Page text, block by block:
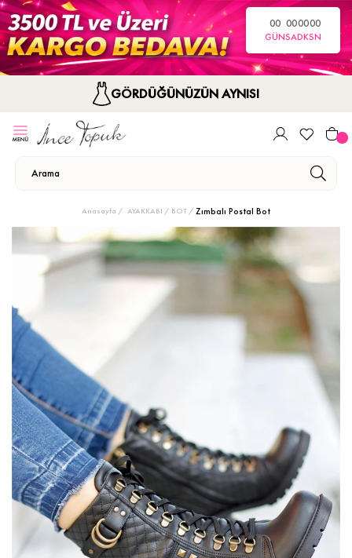
00
GÜN
00
SA
00
DK
00
SN
GÖRDÜĞÜNÜZÜN AYNISI
Anasayfa AYAKKABI BOT Zımbalı Postal Bot